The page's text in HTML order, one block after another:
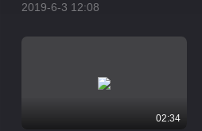
2019-6-3 12:08
02:34